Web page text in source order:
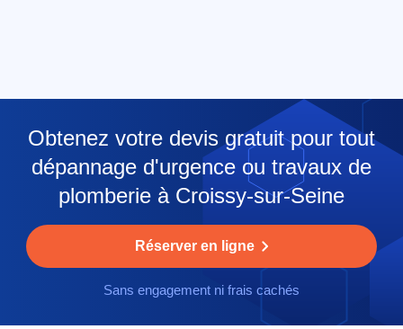
Obtenez votre devis gratuit pour tout
dépannage d'urgence ou travaux de
plomberie à Croissy-sur-Seine
Réserver en ligne
Sans engagement ni frais cachés